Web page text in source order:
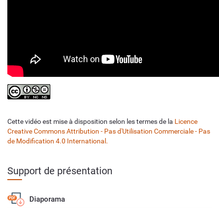
Cette vidéo est mise à disposition selon les termes de la Licence
Creative Commons Attribution - Pas d'Utilisation Commerciale - Pas
de Modification 4.0 International.
Support de présentation
Diaporama